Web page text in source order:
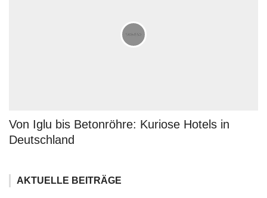
Von Iglu bis Betonröhre: Kuriose Hotels in
Deutschland
AKTUELLE BEITRÄGE